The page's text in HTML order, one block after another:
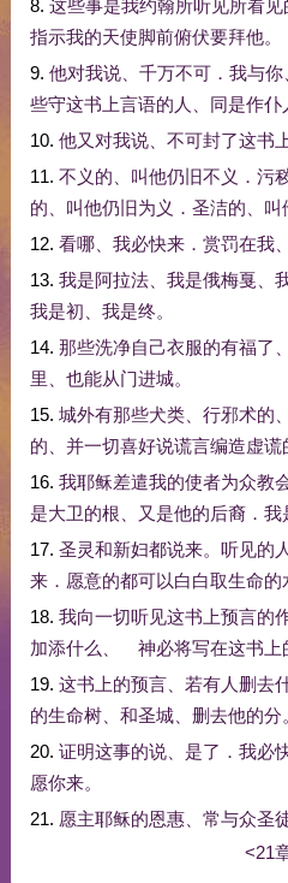
8. 这些事是我约翰所听见所看见
指示我的天使脚前俯伏要拜他。
9. 他对我说、 千万不可． 我与你
些守这书 上言语的 人 同是作仆
10. 他又 对我说、 不可封了这书
11. 不义的 叫他仍旧不义 ． 污
的
叫他仍旧为 义 ． 圣洁的 叫
12. 看哪、 我必快来． 赏罚在我、
13. 我是阿拉法、 我是俄梅戛
我是初 我是终。
14. 那些洗净自己衣服的有福了
里
也能从门进城。
15. 城外有那些犬类、 行邪术的
的
并一切喜好说谎言编造虚谎
16. 我耶稣差遣我的使者为众教
是大卫的根 又是他的后裔． 我
17. 圣灵和新妇都说来。 听见的 人
来． 愿意的都可以白白取生命的
18. 我向一切听见这书 上预言的
加添什么 神必将写在这书 上
19. 这书 上的预言、 若有人删去
的生命树、 和圣城、 删去他的分
20. 证明这事的说、 是了 ． 我必
愿你来。
21. 愿主耶稣的恩惠、 常与众圣
<21